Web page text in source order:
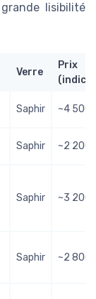
lisibilité
Verre
Prix
Saphir ~4 500
Saphir ~2 200
Saphir ~3 200
Saphir ~2 800